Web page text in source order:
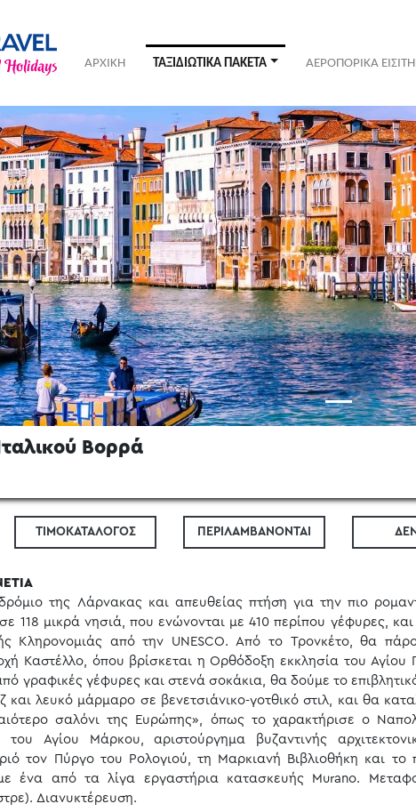
ΑΡΧΙΚΗ ΤΑΞΙΔΙΩΤΙΚΑ ΠΑΚΕΤΑ ΑΕΡΟΠΟΡΙΚΑ
Βορρά
ΤΙΜΟΚΑΤΑΛΟΓΟΣ ΠΕΡΙΛΑΜΒΑΝΟΝΤΑΙ
της Λάρνακας και απευθείας πτήση για την πιο
118 μικρά νησιά, που ενώνονται με 410 περίπου γέφυρες, και
Κληρονομιάς από την UNESCO. Από το Τρονκέτο, θα
Καστέλλο, όπου βρίσκεται η Ορθόδοξη εκκλησία του Αγίου
γραφικές γέφυρες και στενά σοκάκια, θα δούμε το
λευκό μάρμαρο σε βενετσιάνικο-γοτθικό στιλ, και θα
σαλόνι της Ευρώπης», όπως το χαρακτήρισε ο
του Αγίου Μάρκου, αριστούργημα βυζαντινής
τον Πύργο του Ρολογιού, τη Μαρκιανή Βιβλιοθήκη και το
ένα από τα λίγα εργαστήρια κατασκευής Murano.
Διανυκτέρευση.